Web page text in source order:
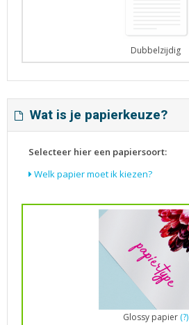
Dubbelzijdig
Wat is je papierkeuze?
Selecteer hier een papiersoort:
Welk papier moet ik kiezen?
Glossy papier (?)